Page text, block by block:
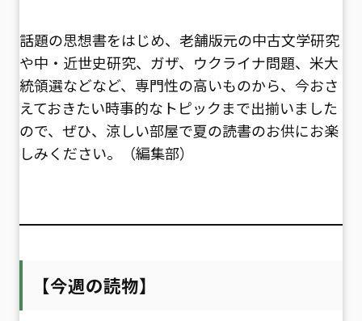
話題の思想書をはじめ、老舗版元の中古文学研究
や中・近世史研究、ガザ、ウクライナ問題、米大
統領選などなど、専門性の高いものから、今おさ
えておきたい時事的なトピックまで出揃いました
ので、ぜひ、涼しい部屋で夏の読書のお供にお楽
しみください。（編集部）
【今週の読物】